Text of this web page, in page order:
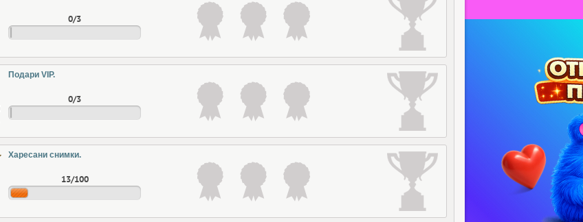
0/3
Подари VIP.
0/3
Харесани снимки.
13/100